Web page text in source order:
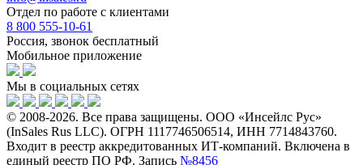
Отдел по работе с клиентами
8 800 555-10-61
Россия, звонок бесплатный
Мобильное приложение
Мы в социальных сетях
© 2008-2026. Все права защищены. ООО «Инсейлс Рус»
(InSales Rus LLC). ОГРН 1117746506514, ИНН 7714843760.
Входит в реестр аккредитованных ИТ-компаний. Включена в
единый реестр ПО РФ. Запись №8456